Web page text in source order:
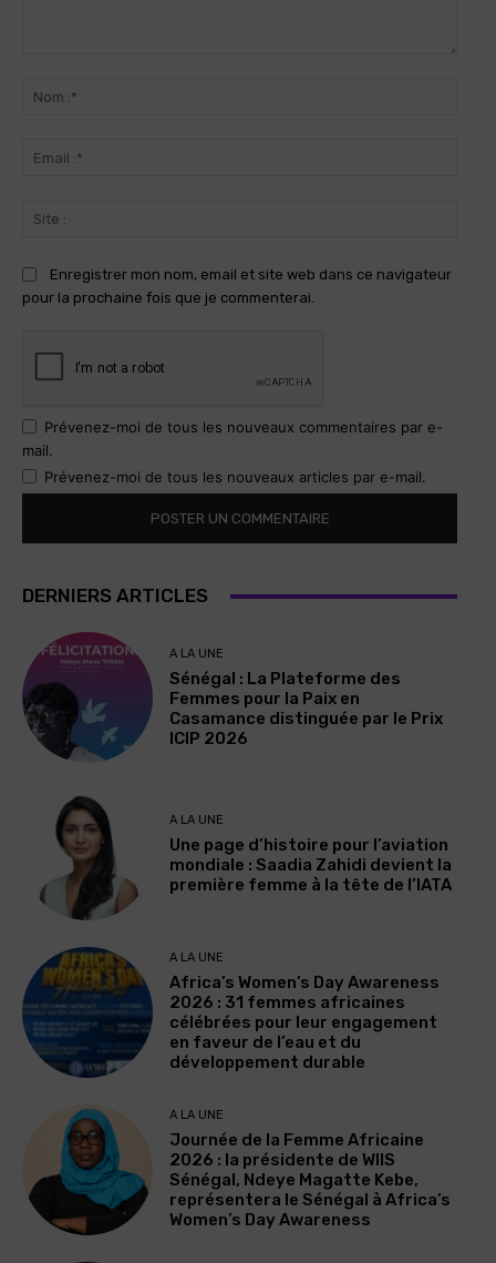
Enregistrer mon nom, email et site web dans ce navigateur
pour la prochaine fois que je commenterai.
Prévenez-moi de tous les nouveaux commentaires par e-
mail.
Prévenez-moi de tous les nouveaux articles par e-mail.
DERNIERS ARTICLES
A LA UNE
Sénégal : La Plateforme des
Femmes pour la Paix en
Casamance distinguée par le Prix
ICIP 2026
A LA UNE
Une page d’histoire pour l’aviation
mondiale : Saadia Zahidi devient la
première femme à la tête de l’IATA
A LA UNE
Africa’s Women’s Day Awareness
2026 : 31 femmes africaines
célébrées pour leur engagement
en faveur de l’eau et du
développement durable
A LA UNE
Journée de la Femme Africaine
2026 : la présidente de WIIS
Sénégal, Ndeye Magatte Kebe,
représentera le Sénégal à Africa’s
Women’s Day Awareness